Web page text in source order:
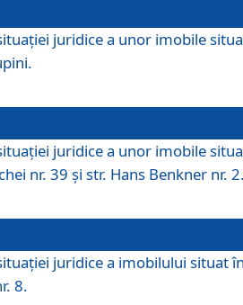
juridice a unor imobile
juridice a unor imobile
nr. 39 și str. Hans Benkner nr.
juridice a imobilului situat
8.